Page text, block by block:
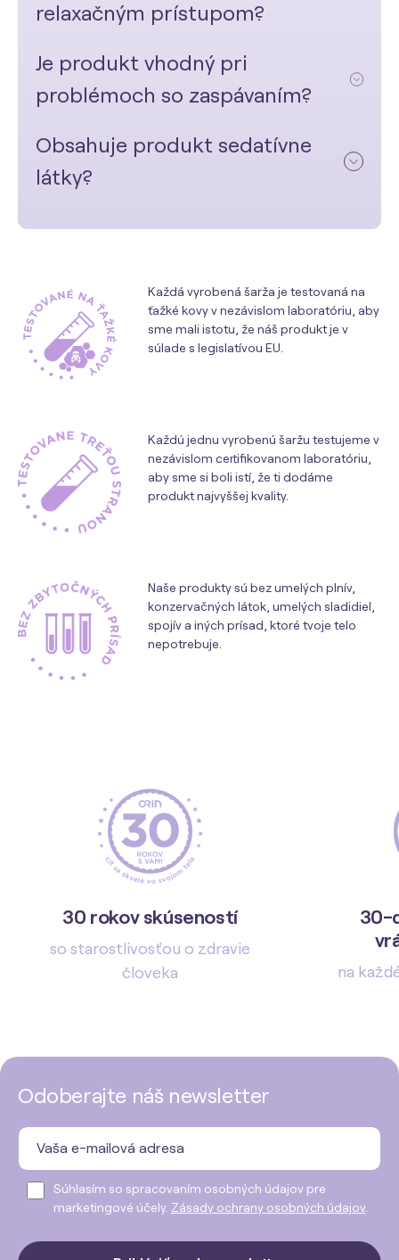
relaxačným prístupom?
Je produkt vhodný pri
problémoch so zaspávaním?
Obsahuje produkt sedatívne
látky?
Každá vyrobená šarža je testovaná na
ťažké kovy v nezávislom laboratóriu, aby
sme mali istotu, že náš produkt je v
súlade s legislatívou EU.
Každú jednu vyrobenú šaržu testujeme v
nezávislom certifikovanom laboratóriu,
aby sme si boli istí, že ti dodáme
produkt najvyššej kvality.
Naše produkty sú bez umelých plnív,
konzervačných látok, umelých sladidiel,
spojív a iných prísad, ktoré tvoje telo
nepotrebuje.
30 rokov skúseností
so starostlivosťou o zdravie
človeka
30-
na
Odoberajte náš newsletter
Súhlasím so spracovaním osobných údajov pre
marketingové účely. Zásady ochrany osobných údajov.